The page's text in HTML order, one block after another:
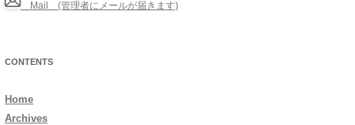
Mail (管理者にメールが届きます)
CONTENTS
Home
Archives